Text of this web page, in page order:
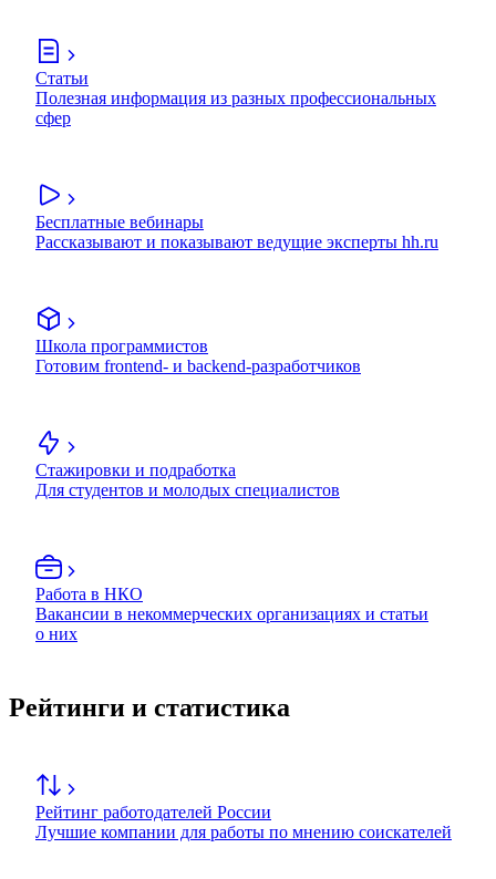
Статьи
Полезная информация из разных профессиональных
сфер
Бесплатные вебинары
Рассказывают и показывают ведущие эксперты hh.ru
Школа программистов
Готовим frontend- и backend-разработчиков
Стажировки и подработка
Для студентов и молодых специалистов
Работа в НКО
Вакансии в некоммерческих организациях и статьи
о них
Рейтинги и статистика
Рейтинг работодателей России
Лучшие компании для работы по мнению соискателей